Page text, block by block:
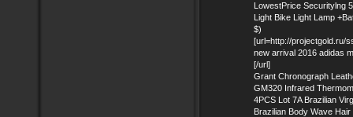
LowestPrice Securitylng
Light Bike Light Lamp
$)
[url=http://projectgold.ru/
new arrival 2016 adidas
[/url]
Grant Chronograph
GM320 Infrared
4PCS Lot 7A Brazilian
Brazilian Body Wave